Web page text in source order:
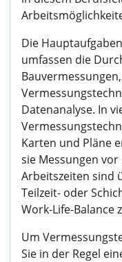
Die
umfassen die
Datenanalyse. In
Karten und Pläne
sie Messungen
Arbeitszeiten sind
Teilzeit- oder
Work-Life-Balance
Um
Sie in der Regel